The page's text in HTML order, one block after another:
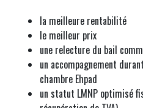
la meilleure rentabilité
le meilleur prix
une relecture du bail
un accompagnement
chambre Ehpad
un statut LMNP optimisé